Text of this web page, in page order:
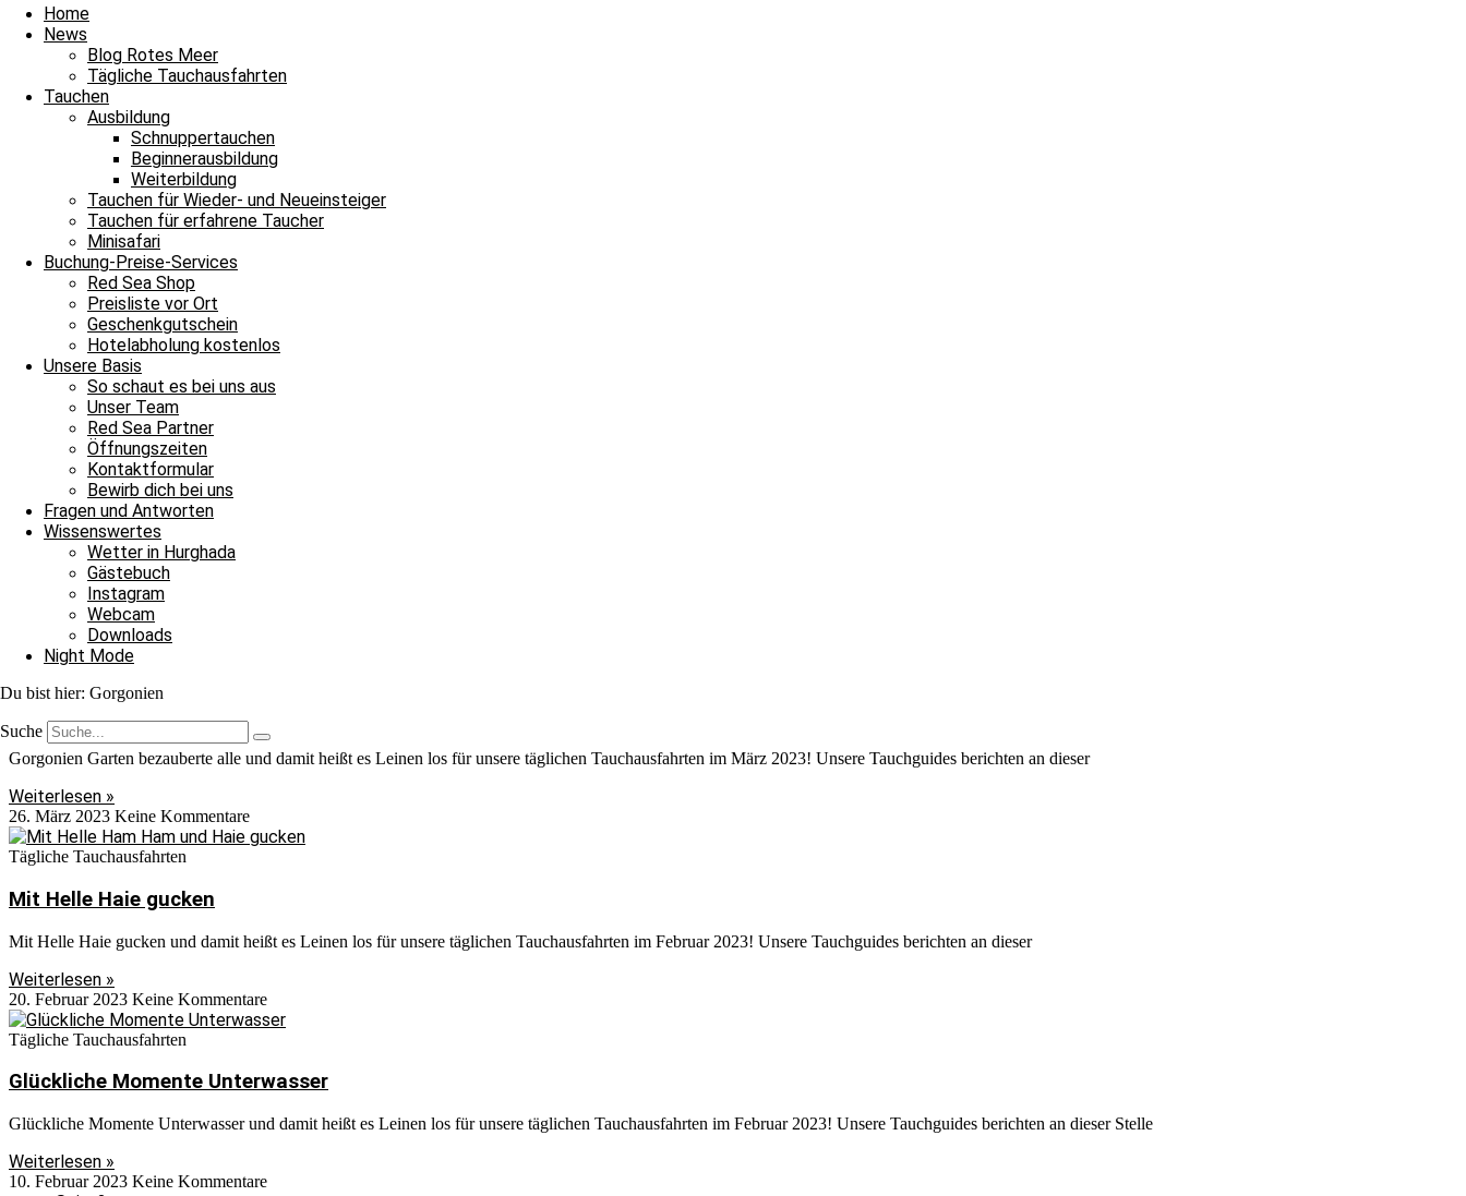
Home
News
Blog Rotes Meer
Tägliche Tauchausfahrten
Tauchen
Ausbildung
Schnuppertauchen
Beginnerausbildung
Weiterbildung
Tauchen für Wieder- und Neueinsteiger
Tauchen für erfahrene Taucher
Minisafari
Buchung-Preise-Services
Red Sea Shop
Preisliste vor Ort
Geschenkgutschein
Hotelabholung kostenlos
Unsere Basis
So schaut es bei uns aus
Unser Team
Red Sea Partner
Öffnungszeiten
Kontaktformular
Bewirb dich bei uns
Fragen und Antworten
Wissenswertes
Wetter in Hurghada
Gästebuch
Instagram
Webcam
Downloads
Night Mode
Du bist hier: Gorgonien
Suche
Bitte einmal aktualisieren, um den Inhalt richtig anzuzeigen Mit der Strömung durchs Paradies und damit heißt es Leinen los für
Weiterlesen »
18. Mai 2025Keine Kommentare
Tägliche Tauchausfahrten
Das Beste vom Tag
Bitte einmal aktualisieren, um den Inhalt richtig anzuzeigen Das Beste vom Tag und damit heißt es Leinen los für unsere
Weiterlesen »
16. Februar 2025Keine Kommentare
Tägliche Tauchausfahrten
Ham Ham und seine prachtvollen Gorgonien
Ham Ham und seine prachtvollen Gorgonien und damit heißt es Leinen los für unsere täglichen Tauchausfahrten im Juni 2024! Unsere Tauchguides berichten
Weiterlesen »
18. Juni 2024Keine Kommentare
Tägliche Tauchausfahrten
Ein kunterbunter Wochenstart
Ein kunterbunter Wochenstart und damit heißt es Leinen los für unsere täglichen Tauchausfahrten im Juli 2023! Unsere Tauchguides berichten an dieser Stelle
Weiterlesen »
31. Juli 2023Keine Kommentare
Gorgonien Garten bezauberte alle
Gorgonien Garten bezauberte alle und damit heißt es Leinen los für unsere täglichen Tauchausfahrten im März 2023! Unsere Tauchguides berichten an dieser
Weiterlesen »
26. März 2023 Keine Kommentare
Tägliche Tauchausfahrten
Mit Helle Haie gucken
Mit Helle Haie gucken und damit heißt es Leinen los für unsere täglichen Tauchausfahrten im Februar 2023! Unsere Tauchguides berichten an dieser
Weiterlesen »
20. Februar 2023 Keine Kommentare
Tägliche Tauchausfahrten
Glückliche Momente Unterwasser
Glückliche Momente Unterwasser und damit heißt es Leinen los für unsere täglichen Tauchausfahrten im Februar 2023! Unsere Tauchguides berichten an dieser Stelle
Weiterlesen »
10. Februar 2023 Keine Kommentare